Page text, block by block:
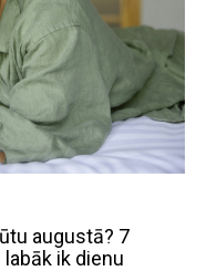
augustā? 7
ik dienu